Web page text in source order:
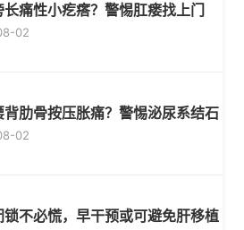
长痛性小疙瘩？警惕肛瘘找上门
02
背肋骨按压胀痛？警惕泌尿系结石
02
锁不必慌，早干预或可避免肝移植